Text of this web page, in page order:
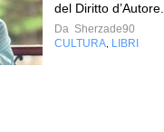
del Diritto d’Autore.
Da Sherzade90
CULTURA, LIBRI